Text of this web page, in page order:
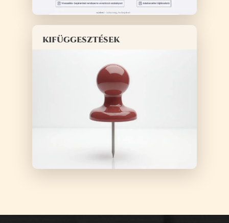
kifüggesztések